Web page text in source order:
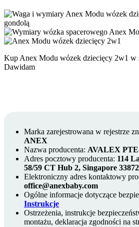
gondolą
Kup Anex Modu wózek dziecięcy 2w1 w
Dawidam
Marka zarejestrowana w rejestrze
ANEX
Nazwa producenta: AVALEX
Adres pocztowy producenta: 114
58/59 CT Hub 2, Singapore
Elektroniczny adres kontaktowy
office@anexbaby.com
Ogólne informacje dotyczące
Instrukcje
Ostrzeżenia, instrukcje
montażu, deklaracja zgodności na